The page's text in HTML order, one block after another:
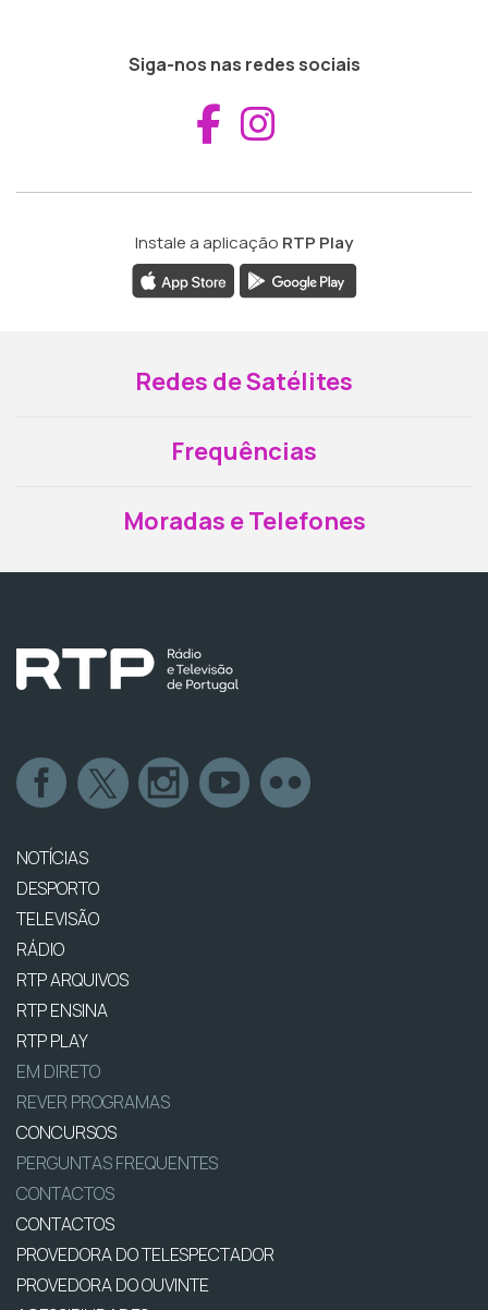
Siga-nos nas redes sociais
Aceder ao
Instale a aplicação RTP Play
Redes de Satélites
Frequências
Moradas e Telefones
NOTÍCIAS
DESPORTO
TELEVISÃO
RÁDIO
RTP ARQUIVOS
RTP ENSINA
RTP PLAY
EM DIRETO
REVER PROGRAMAS
CONCURSOS
PERGUNTAS FREQUENTES
CONTACTOS
CONTACTOS
PROVEDORA DO TELESPECTADOR
PROVEDORA DO OUVINTE